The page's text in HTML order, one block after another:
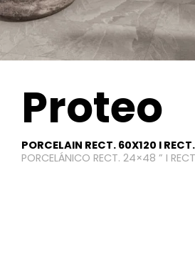
Proteo
PORCELAIN RECT. 60X120 I
PORCELÁNICO RECT. 24×48 ” I